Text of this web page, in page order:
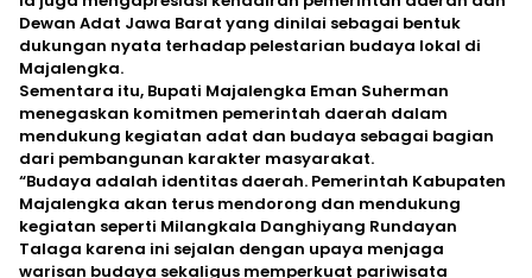
Dewan Adat Jawa Barat yang dinilai sebagai bentuk
dukungan nyata terhadap pelestarian budaya lokal di
Majalengka.
‎Sementara itu, Bupati Majalengka Eman Suherman
menegaskan komitmen pemerintah daerah dalam
mendukung kegiatan adat dan budaya sebagai bagian
dari pembangunan karakter masyarakat.
‎“Budaya adalah identitas daerah. Pemerintah Kabupaten
Majalengka akan terus mendorong dan mendukung
kegiatan seperti Milangkala Danghiyang Rundayan
Talaga karena ini sejalan dengan upaya menjaga
warisan budaya sekaligus memperkuat pariwisata